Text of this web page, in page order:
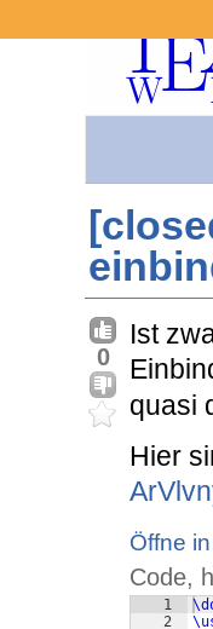
0
Ist
quasi
Hier
Öffne
Code,
1
2